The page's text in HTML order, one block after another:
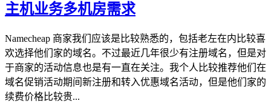
主机业务多机房需求
Namecheap 商家我们应该是比较熟悉的，包括老左在内比较喜
欢选择他们家的域名。不过最近几年很少有注册域名，但是对
于商家的活动信息也是有一直在关注。我个人比较推荐他们在
域名促销活动期间新注册和转入优惠域名活动，但是他们家的
续费价格比较贵...